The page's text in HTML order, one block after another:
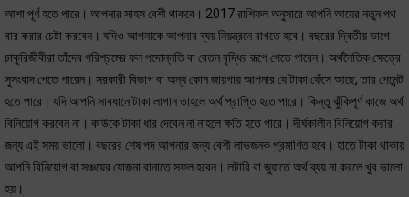
আশা পূর্ণ হতে পারে। আপনার সাহস বেশী থাকবে। 2017 রাশিফল অনুসারে আপনি আয়ের নতুন পথ
বার করার চেষ্টা করবেন। যদিও আপনাকে আপনার ব্যয় নিয়ন্ত্রনে রাখতে হবে। বছরের দ্বিতীয় ভাগে
চাকুরিজীবীরা তাঁদের পরিশ্রমের ফল পদোন্নতি বা বেতন বৃদ্ধির রূপে পেতে পারেন। অর্থনৈতিক ক্ষেত্রে
সুসংবাদ পেতে পারেন। সরকারী বিভাগ বা অন্য কোন জায়গায় আপনার যে টাকা ফেঁসে আছে, তার পেমেন্ট
হতে পারে। যদি আপনি সাবধানে টাকা লাগান তাহলে অর্থ প্রাপ্তি হতে পারে। কিন্তু ঝুঁকিপূর্ণ কাজে অর্থ
বিনিয়োগ করবেন না। কাউকে টাকা ধার দেবেন না নাহলে ক্ষতি হতে পারে। দীর্ঘকালীন বিনিয়োগ করার
জন্য এই সময় ভালো। বছরের শেষ পদ আপনার জন্য বেশী লাভজনক প্রমাণিত হবে। হাতে টাকা থাকায়
আপনি বিনিয়োগ বা সঞ্চয়ের যোজনা বানাতে সফল হবেন। লটারি বা জুয়াতে অর্থ ব্যয় না করলে খুব ভালো
হয়।